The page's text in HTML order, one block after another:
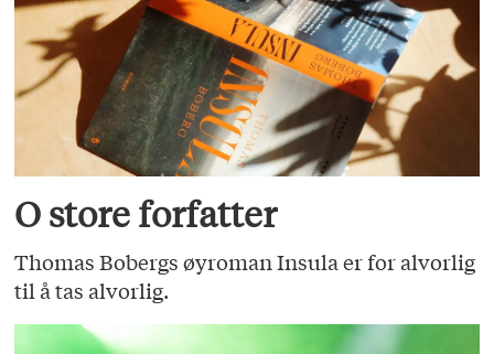
O store forfatter
Thomas Bobergs øyroman Insula er for alvorlig
til å tas alvorlig.